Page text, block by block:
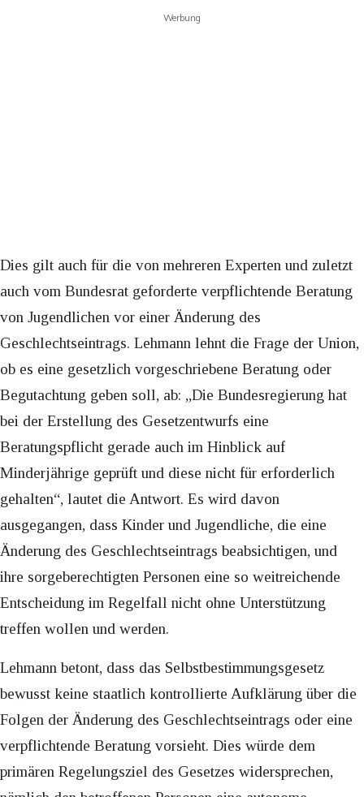
Werbung
Dies gilt auch für die von mehreren Experten und zuletzt
auch vom Bundesrat geforderte verpflichtende Beratung
von Jugendlichen vor einer Änderung des
Geschlechtseintrags. Lehmann lehnt die Frage der Union,
ob es eine gesetzlich vorgeschriebene Beratung oder
Begutachtung geben soll, ab: „Die Bundesregierung hat
bei der Erstellung des Gesetzentwurfs eine
Beratungspflicht gerade auch im Hinblick auf
Minderjährige geprüft und diese nicht für erforderlich
gehalten“, lautet die Antwort. Es wird davon
ausgegangen, dass Kinder und Jugendliche, die eine
Änderung des Geschlechtseintrags beabsichtigen, und
ihre sorgeberechtigten Personen eine so weitreichende
Entscheidung im Regelfall nicht ohne Unterstützung
treffen wollen und werden.
Lehmann betont, dass das Selbstbestimmungsgesetz
bewusst keine staatlich kontrollierte Aufklärung über die
Folgen der Änderung des Geschlechtseintrags oder eine
verpflichtende Beratung vorsieht. Dies würde dem
primären Regelungsziel des Gesetzes widersprechen,